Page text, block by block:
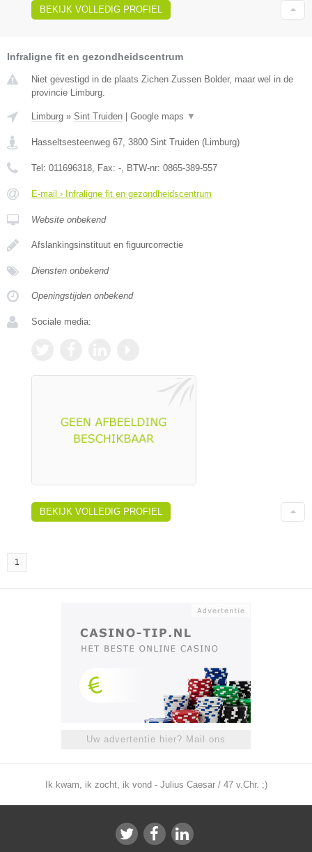
BEKIJK VOLLEDIG PROFIEL
Infraligne fit en gezondheidscentrum
Niet gevestigd in de plaats Zichen Zussen Bolder, maar wel in de
provincie Limburg.
Limburg » Sint Truiden | Google maps ▼
Hasseltsesteenweg 67 3800 Sint Truiden (Limburg)
Tel: 011696318 , Fax: - , BTW-nr: 0865-389-557
E-mail › Infraligne fit en gezondheidscentrum
Website onbekend
Afslankingsinstituut en figuurcorrectie
Diensten onbekend
Openingstijden onbekend
Sociale media:
BEKIJK VOLLEDIG PROFIEL
1
Uw advertentie hier? Mail ons
Ik kwam, ik zocht, ik vond - Julius Caesar / 47 v.Chr. ;)